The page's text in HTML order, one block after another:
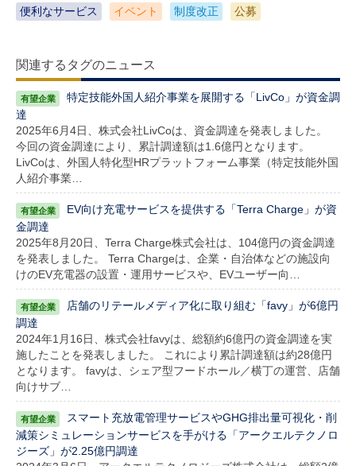
便利なサービス イベント 制度改正 公募
関連するタグのニュース
特定技能外国人紹介事業を展開する「LivCo」が資金調
達
2025年6月4日、株式会社LivCoは、資金調達を発表しました。
今回の資金調達により、累計調達額は1.6億円となります。
LivCoは、外国人特化型HRプラットフォーム事業（特定技能外国
人紹介事業…
EV向け充電サービスを提供する「Terra Charge」が資
金調達
2025年8月20日、Terra Charge株式会社は、104億円の資金調達
を発表しました。 Terra Chargeは、企業・自治体などの施設向
けのEV充電器の設置・運用サービスや、EVユーザー向…
店舗のリテールメディア化に取り組む「favy」が6億円
調達
2024年1月16日、株式会社favyは、総額約6億円の資金調達を実
施したことを発表しました。 これにより累計調達額は約28億円
となります。 favyは、シェア型フードホール／横丁の運営、店舗
向けサブ…
スマート充放電管理サービスやGHG排出量可視化・削
減策シミュレーションサービスを手がける「アークエルテクノロ
ジーズ」が2.25億円調達